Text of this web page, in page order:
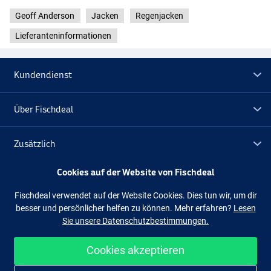
Geoff Anderson Jacken Regenjacken
Lieferanteninformationen
Kundendienst
Über Fischdeal
Zusätzlich
Lagerräumung
Facebook
Einfach und sicher shoppen
Cookies auf der Website von Fischdeal
Fischdeal verwendet auf der Website Cookies. Dies tun wir, um dir
besser und persönlicher helfen zu können. Mehr erfahren? Lesen
Sie unsere Datenschutzbestimmungen.
Cookies akzeptieren